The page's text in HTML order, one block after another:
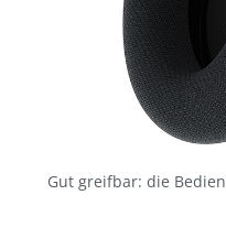
Gut greifbar: die